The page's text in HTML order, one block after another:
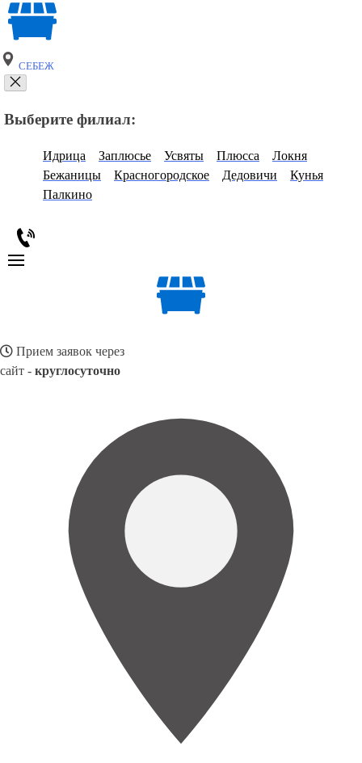
СЕБЕЖ
Выберите филиал:
Идрица Заплюсье Усвяты Плюсса
Локня
Бежаницы
Красногородское Дедовичи
Кунья
Палкино
Прием заявок через
сайт - круглосуточно